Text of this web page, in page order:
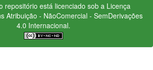
repositório está licenciado sob a Licença
Atribuição - NãoComercial - SemDerivações
4.0 Internacional.